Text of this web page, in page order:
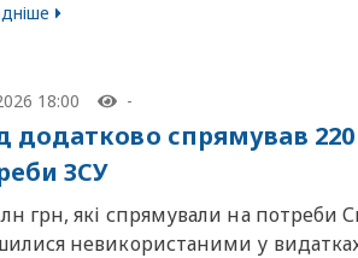
18:00 -
додатково спрямував
ЗСУ
грн, які спрямували на потреби
невикористаними у